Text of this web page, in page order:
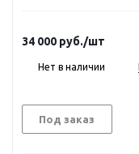
34 000 руб./шт
Нет в наличии
Под заказ